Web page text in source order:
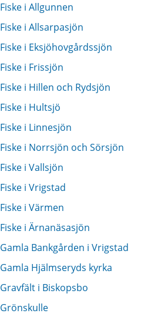
Fiske i Allgunnen
Fiske i Allsarpasjön
Fiske i Eksjöhovgårdssjön
Fiske i Frissjön
Fiske i Hillen och Rydsjön
Fiske i Hultsjö
Fiske i Linnesjön
Fiske i Norrsjön och Sörsjön
Fiske i Vallsjön
Fiske i Vrigstad
Fiske i Värmen
Fiske i Ärnanäsasjön
Gamla Bankgården i Vrigstad
Gamla Hjälmseryds kyrka
Gravfält i Biskopsbo
Grönskulle